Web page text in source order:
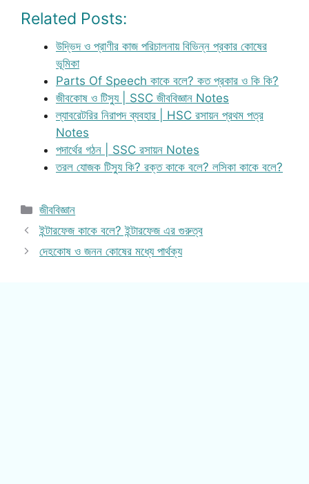
Related Posts:
উদ্ভিদ ও প্রাণীর কাজ পরিচালনায় বিভিন্ন প্রকার কোষের
ভূমিকা
Parts Of Speech কাকে বলে? কত প্রকার ও কি কি?
জীবকোষ ও টিস্যু | SSC জীববিজ্ঞান Notes
ল্যাবরেটরির নিরাপদ ব্যবহার | HSC রসায়ন প্রথম পত্র
Notes
পদার্থের গঠন | SSC রসায়ন Notes
তরল যোজক টিস্যু কি? রক্ত কাকে বলে? লসিকা কাকে বলে?
Categories
জীববিজ্ঞান
ইন্টারফেজ কাকে বলে? ইন্টারফেজ এর গুরুত্ব
দেহকোষ ও জনন কোষের মধ্যে পার্থক্য